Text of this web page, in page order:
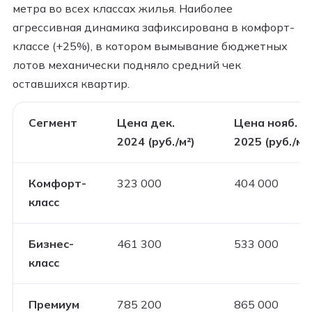
метра во всех классах жилья. Наиболее
агрессивная динамика зафиксирована в комфорт-
классе (+25%), в котором вымывание бюджетных
лотов механически подняло средний чек
оставшихся квартир.
Сегмент
Цена дек.
2024 (руб./м²)
Цена нояб.
2025 (руб./м²)
Комфорт-
класс
323 000 404 000
Бизнес-
класс
461 300 533 000
Премиум 785 200 865 000